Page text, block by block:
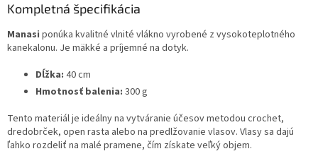
Kompletná špecifikácia
Manasi ponúka kvalitné vlnité vlákno vyrobené z vysokoteplotného
kanekalonu. Je mäkké a príjemné na dotyk.
Dĺžka: 40 cm
Hmotnosť balenia: 300 g
Tento materiál je ideálny na vytváranie účesov metodou crochet,
dredobrček, open rasta alebo na predlžovanie vlasov. Vlasy sa dajú
ľahko rozdeliť na malé pramene, čím získate veľký objem.